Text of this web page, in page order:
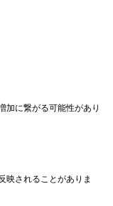
加に繋がる可能性があり
映されることがありま